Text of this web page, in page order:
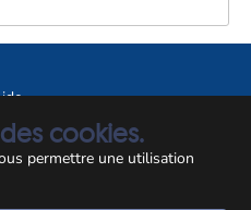
cookies.
permettre une utilisation
du site
légale
2026